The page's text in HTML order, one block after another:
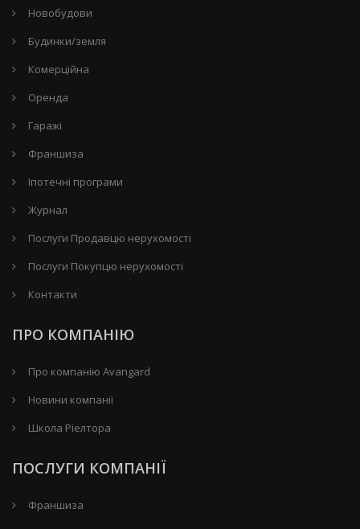
Новобудови
Будинки/земля
Комерційна
Оренда
Гаражі
Франшиза
Іпотечні програми
Журнал
Послуги Продавцю нерухомості
Послуги Покупцю нерухомості
Контакти
ПРО КОМПАНІЮ
Про компанію Avangard
Новини компанії
Школа Ріелтора
ПОСЛУГИ КОМПАНІЇ
Франшиза